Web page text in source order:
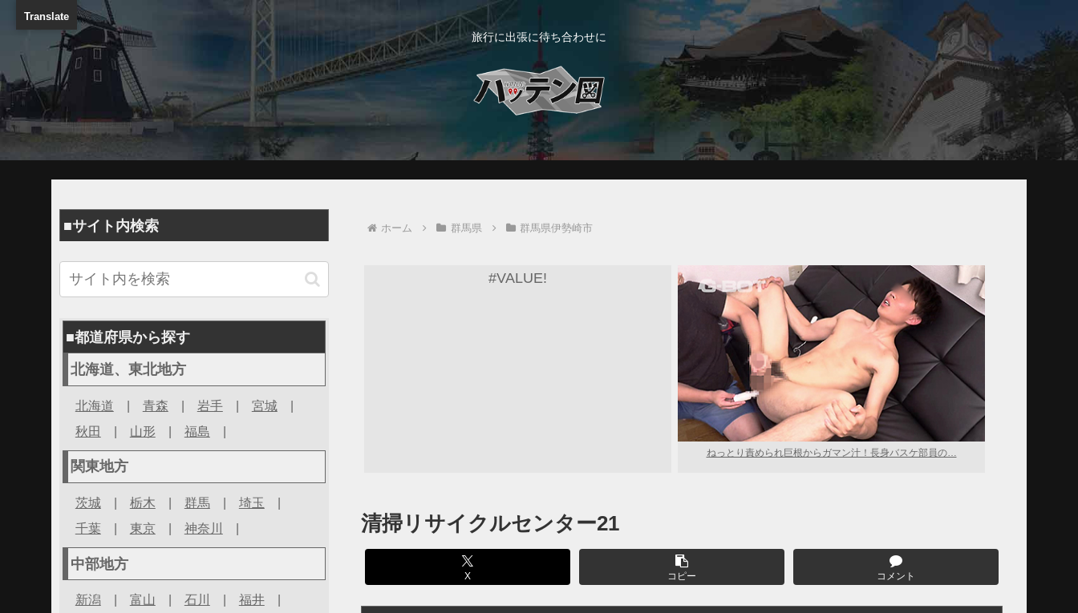
旅行に出張に待ち合わせに
ホーム 群馬県 群馬県伊勢崎市
#VALUE!
ねっとり責められ巨根からガマン汁！長身バスケ部員の…
清掃リサイクルセンター21
X コピー コメント
■サイト内検索
■都道府県から探す
北海道、東北地方
北海道 | 青森 | 岩手| 宮城|
秋田 | 山形 | 福島 |
関東地方
茨城| 栃木 | 群馬 | 埼玉 |
千葉| 東京| 神奈川 |
中部地方
新潟 富山 石川 福井|
Translate